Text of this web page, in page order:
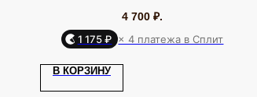
4 700 ₽.
1 175 ₽ × 4 платежа в Сплит
В КОРЗИНУ
БРЕНДЫ / ДИЗАЙНЕРЫ